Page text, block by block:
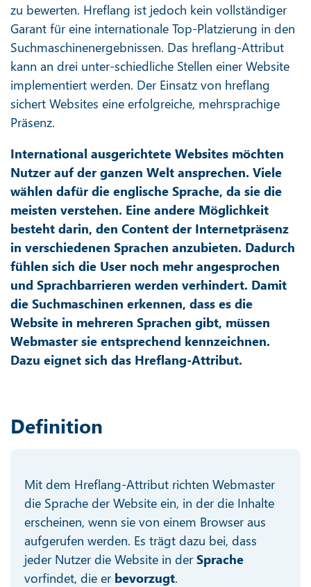
zu bewerten. Hreflang ist jedoch kein vollständiger
Garant für eine internationale Top-Platzierung in den
Suchmaschinenergebnissen. Das hreflang-Attribut
kann an drei unter-schiedliche Stellen einer Website
implementiert werden. Der Einsatz von hreflang
sichert Websites eine erfolgreiche, mehrsprachige
Präsenz.
International ausgerichtete Websites möchten
Nutzer auf der ganzen Welt ansprechen. Viele
wählen dafür die englische Sprache, da sie die
meisten verstehen. Eine andere Möglichkeit
besteht darin, den Content der Internetpräsenz
in verschiedenen Sprachen anzubieten. Dadurch
fühlen sich die User noch mehr angesprochen
und Sprachbarrieren werden verhindert. Damit
die Suchmaschinen erkennen, dass es die
Website in mehreren Sprachen gibt, müssen
Webmaster sie entsprechend kennzeichnen.
Dazu eignet sich das Hreflang-Attribut.
Definition
Mit dem Hreflang-Attribut richten Webmaster
die Sprache der Website ein, in der die Inhalte
erscheinen, wenn sie von einem Browser aus
aufgerufen werden. Es trägt dazu bei, dass
jeder Nutzer die Website in derSprache
vorfindet, die er bevorzugt.